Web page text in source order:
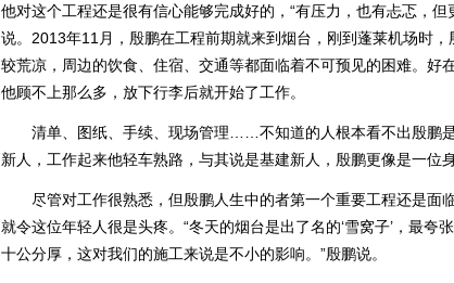
他对这个工程还是很有信心能够完成好的，“有压力，也有忐忑，但
说。2013年11月，殷鹏在工程前期就来到烟台，刚到蓬莱机场时
较荒凉，周边的饮食、住宿、交通等都面临着不可预见的困难。好
他顾不上那么多，放下行李后就开始了工作。
清单、图纸、手续、现场管理……不知道的人根本看不出殷鹏是
新人，工作起来他轻车熟路，与其说是基建新人，殷鹏更像是一位
尽管对工作很熟悉，但殷鹏人生中的者第一个重要工程还是面
就令这位年轻人很是头疼。“冬天的烟台是出了名的‘雪窝子’，最夸
十公分厚，这对我们的施工来说是不小的影响。”殷鹏说。